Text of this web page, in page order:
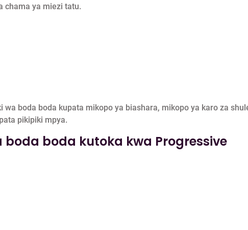
chama ya miezi tatu.
boda boda kupata mikopo ya biashara, mikopo ya karo za
pikipiki mpya.
boda kutoka kwa Progressive